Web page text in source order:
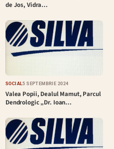
de Jos, Vidra…
SOCIAL5 SEPTEMBRIE 2024
Valea Popii, Dealul Mamut, Parcul
Dendrologic „Dr. Ioan…